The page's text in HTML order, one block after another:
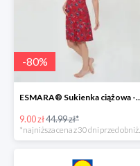
-80%
ESMARA®
9.00 zł44.99 zł*